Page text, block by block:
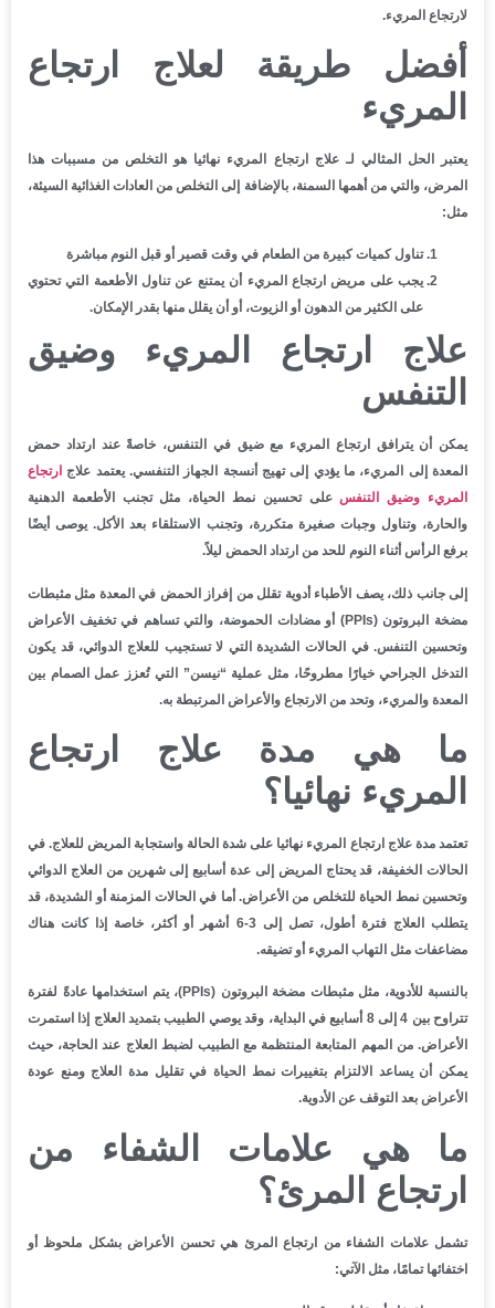
لارتجاع المريء.
أفضل طريقة لعلاج ارتجاع
المريء
يعتبر الحل المثالي لـ علاج ارتجاع المريء نهائيا هو التخلص من مسببات هذا
المرض، والتي من أهمها السمنة، بالإضافة إلى التخلص من العادات الغذائية السيئة،
مثل:
تناول كميات كبيرة من الطعام في وقت قصير أو قبل النوم مباشرة
يجب على مريض ارتجاع المريء أن يمتنع عن تناول الأطعمة التي تحتوي
على الكثير من الدهون أو الزيوت، أو أن يقلل منها بقدر الإمكان.
علاج ارتجاع المريء وضيق
التنفس
يمكن أن يترافق ارتجاع المريء مع ضيق في التنفس، خاصةً عند ارتداد حمض
المعدة إلى المريء، ما يؤدي إلى تهيج أنسجة الجهاز التنفسي. يعتمد علاج ارتجاع
المريء وضيق التنفسعلى تحسين نمط الحياة، مثل تجنب الأطعمة الدهنية
والحارة، وتناول وجبات صغيرة متكررة، وتجنب الاستلقاء بعد الأكل. يوصى أيضًا
برفع الرأس أثناء النوم للحد من ارتداد الحمض ليلاً.
إلى جانب ذلك، يصف الأطباء أدوية تقلل من إفراز الحمض في المعدة مثل مثبطات
مضخة البروتون (PPIs) أو مضادات الحموضة، والتي تساهم في تخفيف الأعراض
وتحسين التنفس. في الحالات الشديدة التي لا تستجيب للعلاج الدوائي، قد يكون
التدخل الجراحي خيارًا مطروحًا، مثل عملية “نيسن” التي تُعزز عمل الصمام بين
المعدة والمريء، وتحد من الارتجاع والأعراض المرتبطة به.
ما هي مدة علاج ارتجاع
المريء نهائيا؟
تعتمد مدة علاج ارتجاع المريء نهائيا على شدة الحالة واستجابة المريض للعلاج. في
الحالات الخفيفة، قد يحتاج المريض إلى عدة أسابيع إلى شهرين من العلاج الدوائي
وتحسين نمط الحياة للتخلص من الأعراض. أما في الحالات المزمنة أو الشديدة، قد
يتطلب العلاج فترة أطول، تصل إلى3-6 أشهر
أو أكثر، خاصة إذا كانت هناك
مضاعفات مثل التهاب المريء أو تضيقه.
بالنسبة للأدوية، مثل مثبطات مضخة البروتون (PPIs)، يتم استخدامها عادةً لفترة
تتراوح بين 4 إلى 8 أسابيع
في البداية، وقد يوصي الطبيب بتمديد العلاج إذا استمرت
الأعراض. من المهم المتابعة المنتظمة مع الطبيب لضبط العلاج عند الحاجة، حيث
يمكن أن يساعد الالتزام بتغييرات نمط الحياة في تقليل مدة العلاج ومنع عودة
الأعراض بعد التوقف عن الأدوية.
ما هي علامات الشفاء من
ارتجاع المرئ؟
تشمل علامات الشفاء من ارتجاع المرئ هي تحسن الأعراض بشكل ملحوظ أو
اختفائها تمامًا، مثل الآتي: